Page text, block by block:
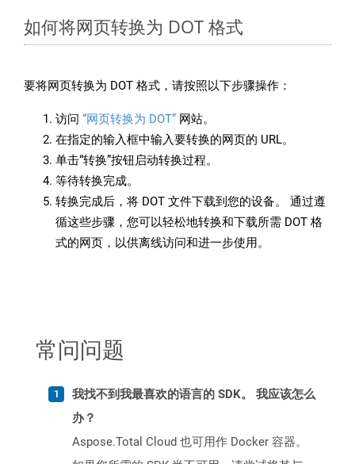
如何将网页转换为 DOT 格式
要将网页转换为 DOT 格式，请按照以下步骤操作：
访问 “网页转换为 DOT” 网站。
在指定的输入框中输入要转换的网页的 URL。
单击“转换”按钮启动转换过程。
等待转换完成。
转换完成后，将 DOT 文件下载到您的设备。 通过遵
循这些步骤，您可以轻松地转换和下载所需 DOT 格
式的网页，以供离线访问和进一步使用。
常问问题
我找不到我最喜欢的语言的 SDK。 我应该怎么
办？
Aspose.Total Cloud 也可用作 Docker 容器。